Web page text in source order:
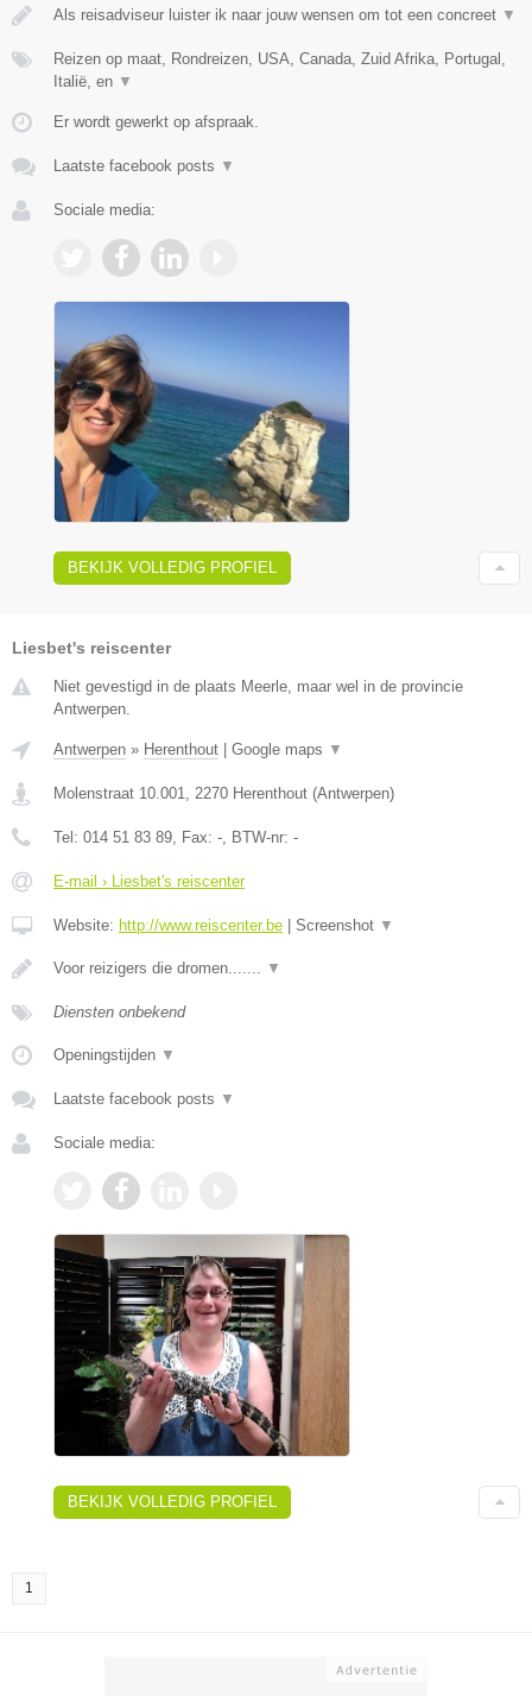
Als reisadviseur luister ik naar jouw wensen om tot een concreet ▼
Reizen op maat, Rondreizen, USA, Canada, Zuid Afrika, Portugal,
Italië, en ▼
Er wordt gewerkt op afspraak.
Laatste facebook posts ▼
Sociale media:
BEKIJK VOLLEDIG PROFIEL
Liesbet's reiscenter
Niet gevestigd in de plaats Meerle, maar wel in de provincie
Antwerpen.
Antwerpen » Herenthout Google maps ▼
Molenstraat 10.001, 2270 Herenthout (Antwerpen)
Tel: 014 51 83 89, Fax: -, BTW-nr: -
E-mail › Liesbet's reiscenter
Website: http://www.reiscenter.be Screenshot ▼
Voor reizigers die dromen....... ▼
Diensten onbekend
Openingstijden ▼
Laatste facebook posts ▼
Sociale media:
BEKIJK VOLLEDIG PROFIEL
1